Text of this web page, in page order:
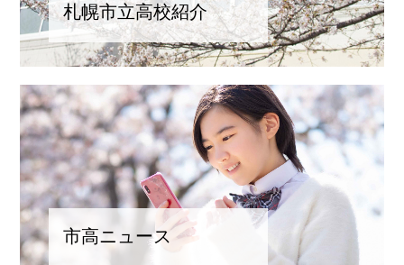
札幌市立高校紹介
市高ニュース